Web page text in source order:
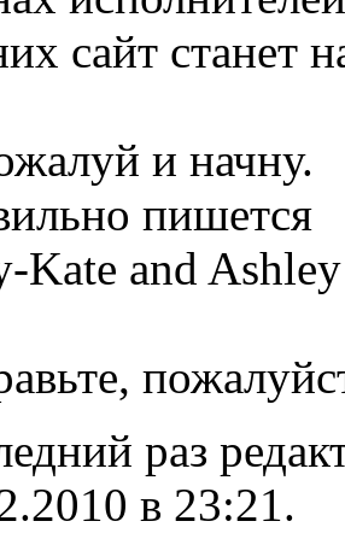
сайт станет
и начну.
пишется
Kate and
раз
в 23:21.